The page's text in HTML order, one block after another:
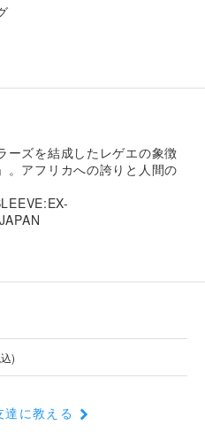
ーズを結成したレゲエの象徴
。アフリカへの誇りと人間の
)
達に教える